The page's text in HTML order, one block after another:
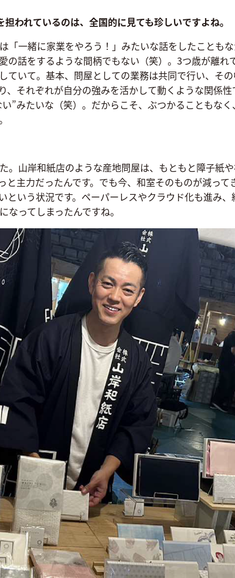
れているのは、全国的に見ても珍しいですよね。
一緒に家業をやろう！」みたいな話をしたことも
話をするような間柄でもない（笑）。3つ歳が離
いて。基本、問屋としての業務は共同で行い、そ
それぞれが自分の強みを活かして動くような関係
”みたいな（笑）。だからこそ、ぶつかることもな
山岸和紙店のような産地問屋は、もともと障子紙
主力だったんです。でも今、和室そのものが減っ
いう状況です。ペーパーレスやクラウド化も進み
ってしまったんですね。